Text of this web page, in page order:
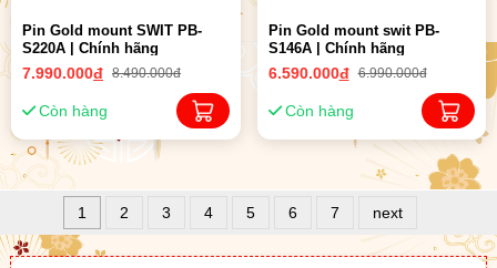
Pin Gold mount SWIT PB-
S220A | Chính hãng
7.990.000đ 8.490.000đ
Còn hàng
Pin Gold mount swit PB-
S146A | Chính hãng
6.590.000đ 6.990.000đ
Còn hàng
1 2 3 4 5 6 7 next